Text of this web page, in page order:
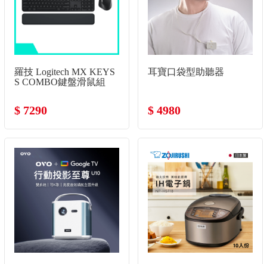
羅技 Logitech MX KEYS
S COMBO鍵盤滑鼠組
$ 7290
耳寶口袋型助聽器
$ 4980